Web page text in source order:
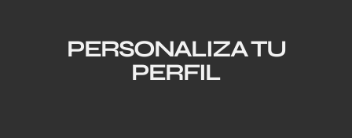
PERSONALIZA TU
PERFIL